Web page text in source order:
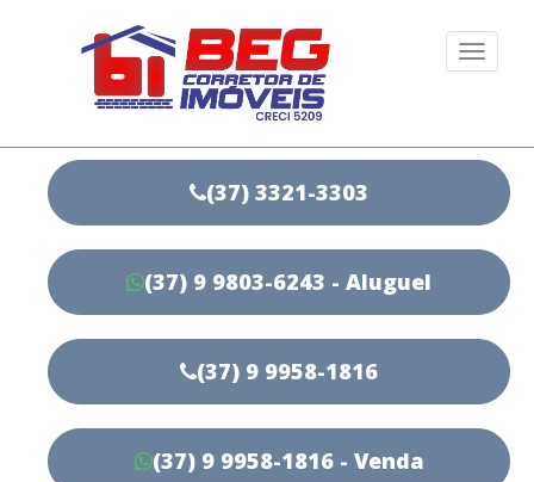
(37) 3321-3303
(37) 9 9803-6243 - Aluguel
(37) 9 9958-1816
(37) 9 9958-1816 - Venda